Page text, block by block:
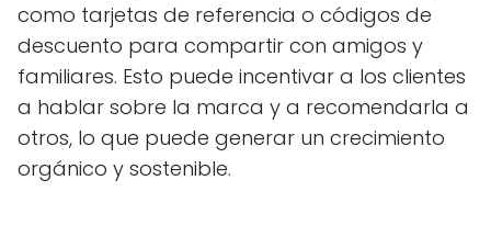
como tarjetas de referencia o códigos de
descuento para compartir con amigos y
familiares. Esto puede incentivar a los clientes
a hablar sobre la marca y a recomendarla a
otros, lo que puede generar un crecimiento
orgánico y sostenible.